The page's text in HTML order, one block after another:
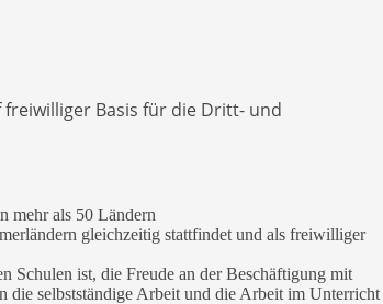
Basis für die Dritt- und
mehr als 50 Ländern
gleichzeitig stattfindet und als freiwilliger
Schulen ist, die Freude an der Beschäftigung mit
die selbstständige Arbeit und die Arbeit im Unterricht